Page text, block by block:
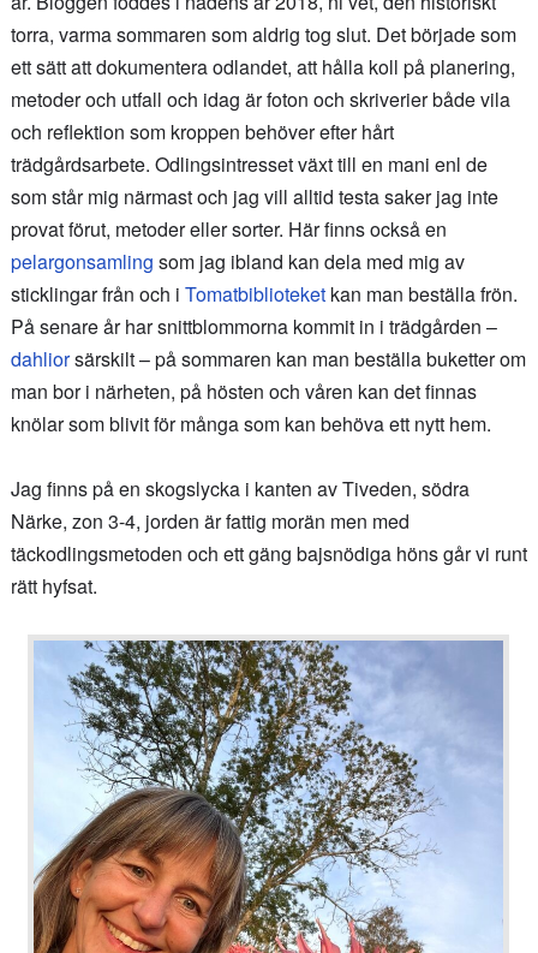
torra, varma sommaren som aldrig tog slut. Det började som
ett sätt att dokumentera odlandet, att hålla koll på planering,
metoder och utfall och idag är foton och skriverier både vila
och reflektion som kroppen behöver efter hårt
trädgårdsarbete. Odlingsintresset växt till en mani enl de
som står mig närmast och jag vill alltid testa saker jag inte
provat förut, metoder eller sorter. Här finns också en
pelargonsamling som jag ibland kan dela med mig av
sticklingar från och i Tomatbiblioteketkan man beställa frön.
På senare år har snittblommorna kommit in i trädgården –
dahliorsärskilt – på sommaren kan man beställa buketter om
man bor i närheten, på hösten och våren kan det finnas
knölar som blivit för många som kan behöva ett nytt hem.
Jag finns på en skogslycka i kanten av Tiveden, södra
Närke, zon 3-4, jorden är fattig morän men med
täckodlingsmetoden och ett gäng bajsnödiga höns går vi runt
rätt hyfsat.